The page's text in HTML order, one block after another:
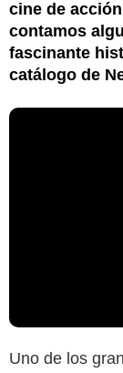
cine de
contamos
fascinante
catálogo de
Uno de los